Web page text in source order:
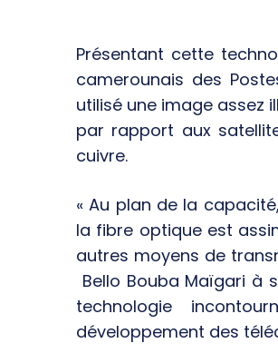
Présentant cette
camerounais des
utilisé une image assez
par rapport aux
cuivre.
« Au plan de la
la fibre optique est
autres moyens de
Bello Bouba Maïgari à
technologie
développement des